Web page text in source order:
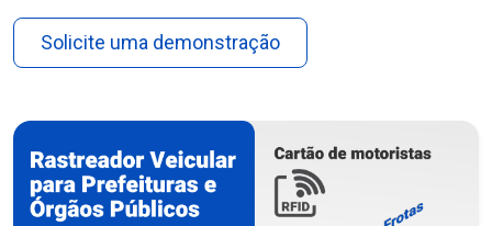
Solicite uma demonstração